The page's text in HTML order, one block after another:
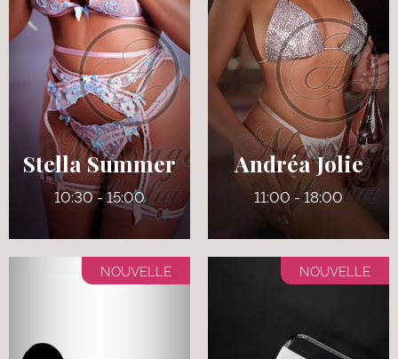
24 ans
5' 7"
Anglais
7
125 lbs
Verts
33 ans
5' 4"
Québécoise
130 lbs
32 DD (Refaits)
Stella Summer
10:30 - 15:00
Andréa Jolie
11:00 - 18:00
NOUVELLE NOUVELLE